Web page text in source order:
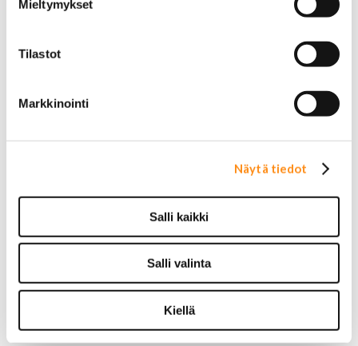
Mieltymykset
Tilastot
Markkinointi
Näytä tiedot
Salli kaikki
Salli valinta
Kiellä
Lasinnostimen kytkimet
Lämmityslaitteen osat
Muut kytkimet ja sähköosat
Ovivalokykimet
Releet ja sulakkeet
Vakionopeudensäätimen osat